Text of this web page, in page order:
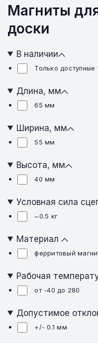
Магниты
доски
В наличии
Только доступные
Длина, мм
65 мм
Ширина, мм
55 мм
Высота, мм
40 мм
Условная сила
~0.5 кг
Материал
ферритовый
Рабочая
от -40 до 280
Допустимое
+/- 0.1 мм